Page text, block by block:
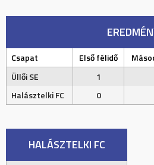
Csapat Első félidő
Üllői SE
1
Halásztelki FC
0
HALÁSZTELKI FC